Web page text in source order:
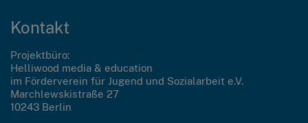
Kontakt
Projektbüro:
Helliwood media & education
im Förderverein für Jugend und Sozialarbeit e.V.
Marchlewskistraße 27
10243 Berlin